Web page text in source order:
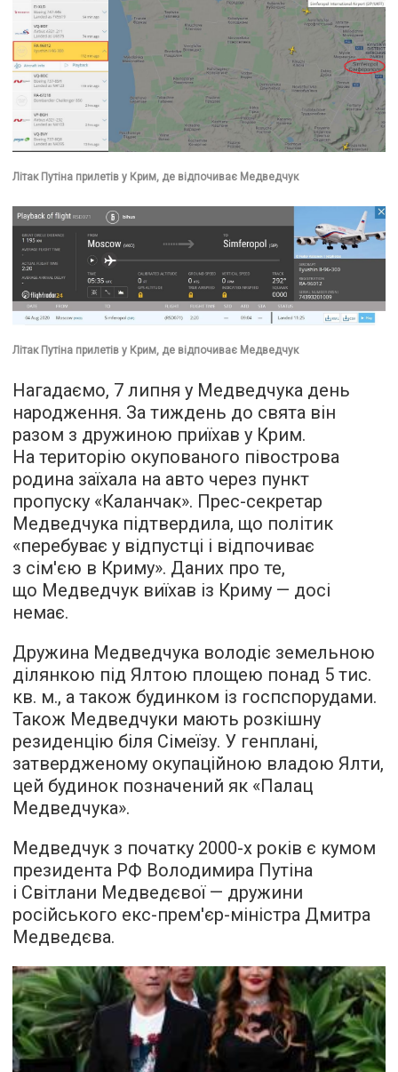
Літак Путіна прилетів у Крим, де відпочиває Медведчук
Літак Путіна прилетів у Крим, де відпочиває Медведчук
Нагадаємо, 7 липня у Медведчука день
народження. За тиждень до свята він
разом з дружиною приїхав у Крим.
На територію окупованого півострова
родина заїхала на авто через пункт
пропуску «Каланчак». Прес-секретар
Медведчука підтвердила, що політик
«перебуває у відпустці і відпочиває
з сім'єю в Криму». Даних про те,
що Медведчук виїхав із Криму — досі
немає.
Дружина Медведчука володіє земельною
ділянкою під Ялтою площею понад 5 тис.
кв. м., а також будинком із госпспорудами.
Також Медведчуки мають розкішну
резиденцію біля Сімеїзу. У генплані,
затвердженому окупаційною владою Ялти,
цей будинок позначений як «Палац
Медведчука».
Медведчук з початку 2000-х років є кумом
президента РФ Володимира Путіна
і Світлани Медведєвої — дружини
російського екс-прем'єр-міністра Дмитра
Медведєва.